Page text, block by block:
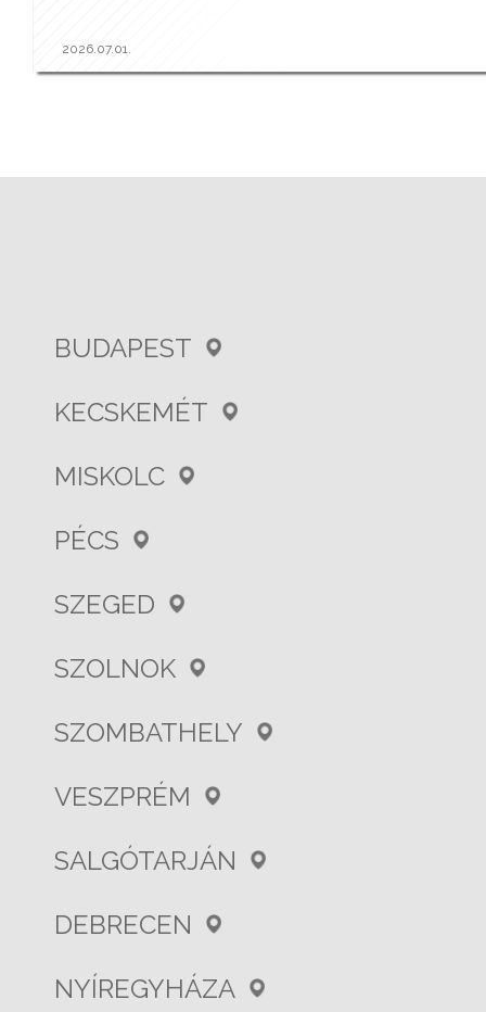
2026.07.01.
BUDAPEST
KECSKEMÉT
MISKOLC
PÉCS
SZEGED
SZOLNOK
SZOMBATHELY
VESZPRÉM
SALGÓTARJÁN
DEBRECEN
NYÍREGYHÁZA